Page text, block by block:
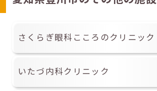
さくらぎ眼科こころのクリニック
いたづ内科クリニック